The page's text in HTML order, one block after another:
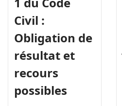
Civil :
Obligation de
résultat et
recours
possibles